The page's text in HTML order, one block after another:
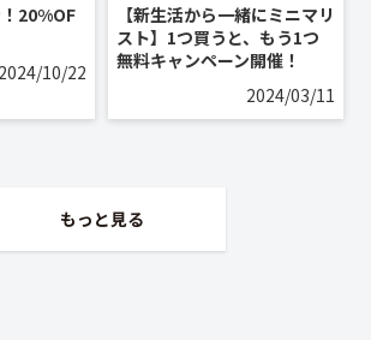
20%OF
2024/10/22
【新生活から一緒にミニマリ
スト】1つ買うと、もう1つ
無料キャンペーン開催！
2024/03/11
もっと見る